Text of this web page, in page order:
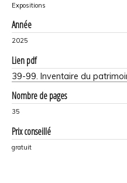
Expositions
Année
2025
Lien pdf
39-99. Inventaire du
Nombre de pages
35
Prix conseillé
gratuit